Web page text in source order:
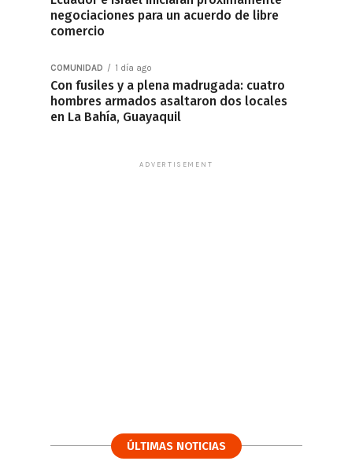
negociaciones para un acuerdo de libre
comercio
COMUNIDAD 1 día ago
Con fusiles y a plena madrugada: cuatro
hombres armados asaltaron dos locales
en La Bahía, Guayaquil
ADVERTISEMENT
ÚLTIMAS NOTICIAS